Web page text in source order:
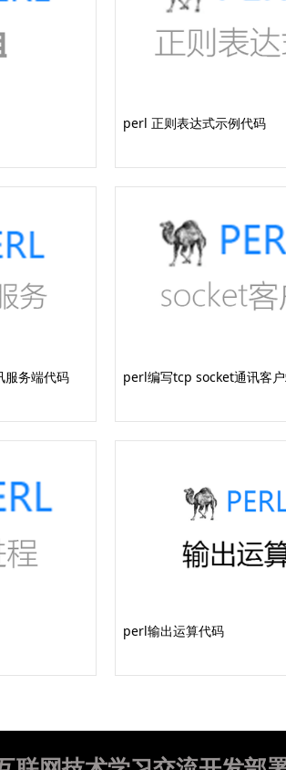
perl 正则表达式示例代码
务端代码 perl编写tcp socket通讯客
perl输出运算代码